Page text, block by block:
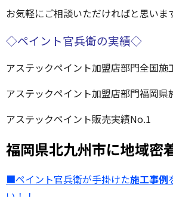
お気軽にご相談いただければと思いま
◇ペイント官兵衛の実績◇
アステックペイント加盟店部門全国施
アステックペイント加盟店部門福岡県
アステックペイント販売実績No.1
福岡県北九州市に地域密
■ペイント官兵衛が手掛けた施工事例